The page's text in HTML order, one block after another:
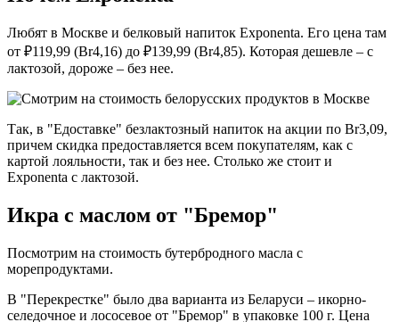
Любят в Москве и белковый напиток Exponenta. Его цена там
от ₽119,99 (Br4,16) до ₽139,99 (Br4,85). Которая дешевле – с
лактозой, дороже – без нее.
Так, в "Едоставке" безлактозный напиток на акции по Br3,09,
причем скидка предоставляется всем покупателям, как с
картой лояльности, так и без нее. Столько же стоит и
Exponenta с лактозой.
Икра с маслом от "Бремор"
Посмотрим на стоимость бутербродного масла с
морепродуктами.
В "Перекрестке" было два варианта из Беларуси – икорно-
селедочное и лососевое от "Бремор" в упаковке 100 г. Цена